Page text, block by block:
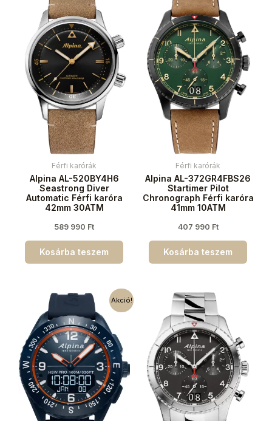
Férfi karórák
Alpina AL-520BY4H6
Seastrong Diver
Automatic Férfi karóra
42mm 30ATM
589 990 Ft
Kosárba teszem
Férfi karórák
Alpina AL-372GR4FBS26
Startimer Pilot
Chronograph Férfi karóra
41mm 10ATM
407 990 Ft
Kosárba teszem
Akció!